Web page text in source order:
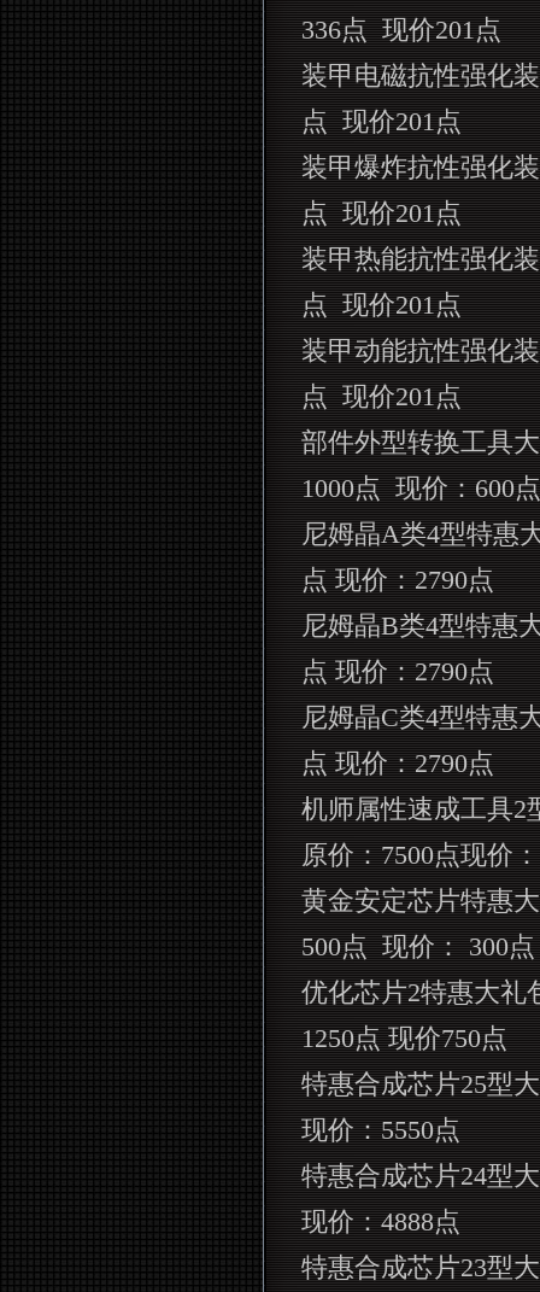
336点 现价201点
装甲电磁抗性强化
点 现价201点
装甲爆炸抗性强化
点 现价201点
装甲热能抗性强化
点 现价201点
装甲动能抗性强化
点 现价201点
部件外型转换工具
1000点 现价：600点
尼姆晶A类4型特惠
点 现价：2790点
尼姆晶B类4型特惠
点 现价：2790点
尼姆晶C类4型特惠
点 现价：2790点
机师属性速成工具2
原价：7500点现价：
黄金安定芯片特惠
500点 现价：300点
优化芯片2特惠大礼
1250点 现价750点
特惠合成芯片25型
现价：5550点
特惠合成芯片24型
现价：4888点
特惠合成芯片23型